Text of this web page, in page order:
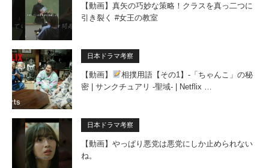
【動画】真矢の巧妙な策略！クラスを真っ二つに
引き裂く #女王の教室
日本ドラマ考察
【動画】
相撲用語【その1】-「ちゃんこ」の秘
密 | サンクチュアリ -聖域- | Netflix …
日本ドラマ考察
【動画】やっぱり悪党は悪党にしか止められない
ね。